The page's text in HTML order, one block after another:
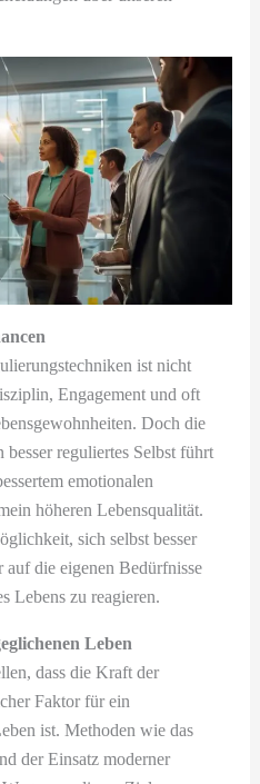
ist nicht
Engagement und oft
Doch die
reguliertes Selbst führt
emotionalen
höheren Lebensqualität.
sich selbst besser
die eigenen Bedürfnisse
Lebens zu reagieren.
Leben
dass die Kraft der
Faktor für ein
ist. Methoden wie das
der Einsatz moderner